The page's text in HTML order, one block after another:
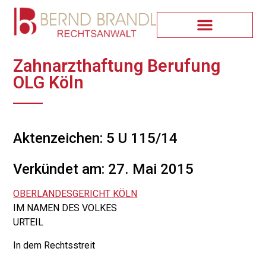
Zahnarzthaftung Berufung
OLG Köln
Aktenzeichen: 5 U 115/14
Verkündet am: 27. Mai 2015
OBERLANDESGERICHT KÖLN
IM NAMEN DES VOLKES
URTEIL
In dem Rechtsstreit